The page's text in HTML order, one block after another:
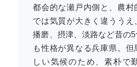
都会的な瀬戸内側と、農村
では気質が大きく違ううえ
播磨、摂津、淡路など昔の
も性格が異なる兵庫県。
しい気候のため、素朴で